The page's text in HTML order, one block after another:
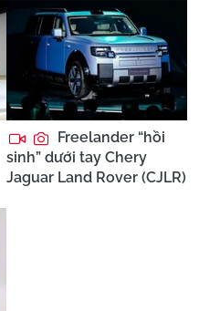
Freelander “hồi
sinh” dưới tay Chery
Jaguar Land Rover (CJLR)